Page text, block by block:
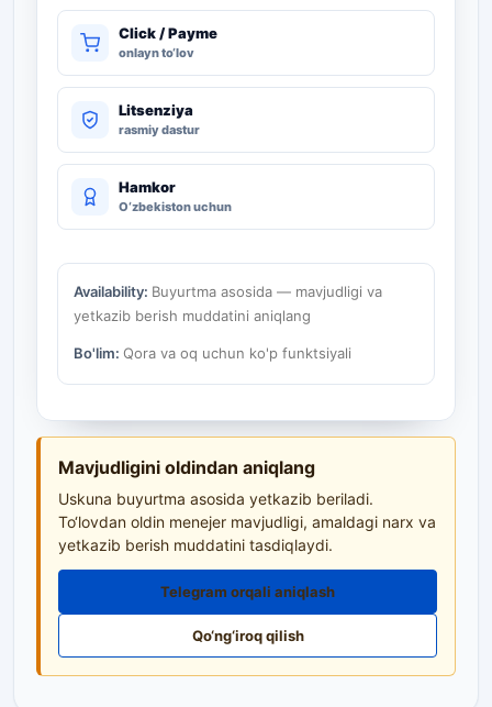
Click / Payme
onlayn to‘lov
Litsenziya
rasmiy dastur
Hamkor
O‘zbekiston uchun
Availability: Buyurtma asosida — mavjudligi va
yetkazib berish muddatini aniqlang
Bo'lim: Qora va oq uchun ko'p funktsiyali
Mavjudligini oldindan aniqlang
Uskuna buyurtma asosida yetkazib beriladi.
To‘lovdan oldin menejer mavjudligi, amaldagi narx va
yetkazib berish muddatini tasdiqlaydi.
Telegram orqali aniqlash
Qo‘ng‘iroq qilish